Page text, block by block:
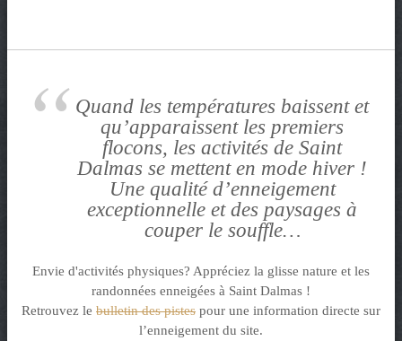
n
Quand les températures baissent et
qu’apparaissent les premiers
flocons, les activités de Saint
Dalmas se mettent en mode hiver !
Une qualité d’enneigement
exceptionnelle et des paysages à
couper le souffle…
Envie d'activités physiques? Appréciez la glisse nature et les
randonnées enneigées à Saint Dalmas !
Retrouvez le bulletin des pistes pour une information directe sur
l’enneigement du site.